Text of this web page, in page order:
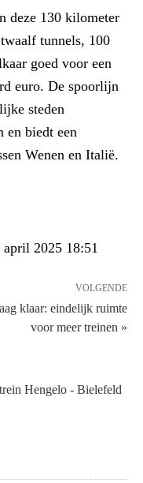
deze 130 kilometer
tunnels, 100
goed voor een
euro. De spoorlijn
steden
en biedt een
Wenen en Italië.
2025 18:51
VOLGENDE
klaar: eindelijk ruimte
voor meer treinen »
Hengelo - Bielefeld